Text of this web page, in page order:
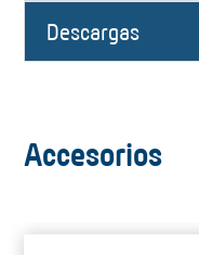
Descargas
Accesorios